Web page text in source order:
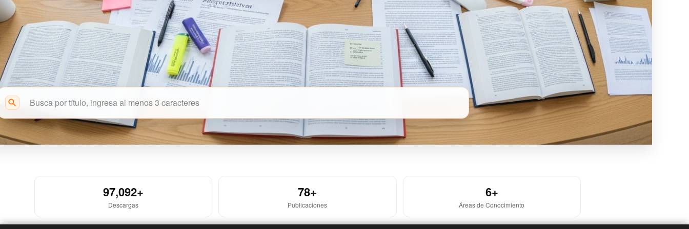
search
Acceso Abierto
97,092+
Descargas
78+
Publicaciones
6+
Áreas de Conocimiento